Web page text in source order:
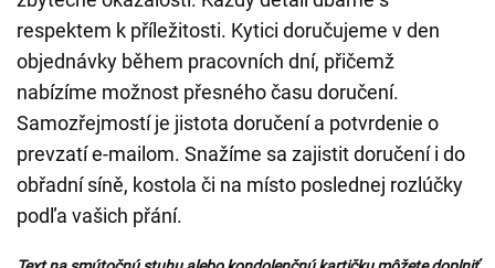
respektem k příležitosti. Kytici doručujeme v den
objednávky během pracovních dní, přičemž
nabízíme možnost přesného času doručení.
Samozřejmostí je jistota doručení a potvrdenie o
prevzatí e-mailom. Snažíme sa zajistit doručení i do
obřadní síně, kostola či na místo poslednej rozlúčky
podľa vašich přání.